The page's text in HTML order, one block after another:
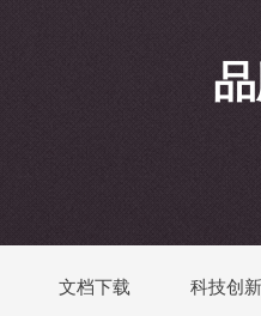
文档下载 科技创新